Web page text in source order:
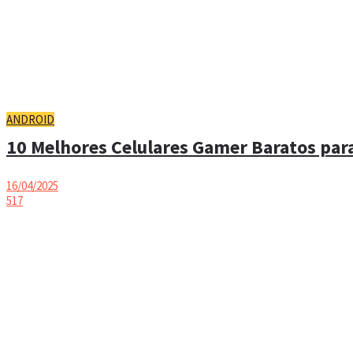
ANDROID
10 Melhores Celulares Gamer Baratos
16/04/2025
517